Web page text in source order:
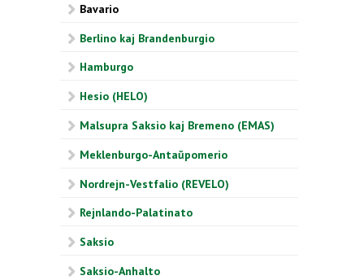
Bavario
Berlino kaj Brandenburgio
Hamburgo
Hesio (HELO)
Malsupra Saksio kaj Bremeno (EMAS)
Meklenburgo-Antaŭpomerio
Nordrejn-Vestfalio (REVELO)
Rejnlando-Palatinato
Saksio
Saksio-Anhalto